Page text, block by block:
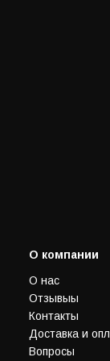
О компании
О нас
Отзывыы
Контакты
Доставка и
Вопросы